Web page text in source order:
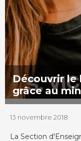
Découvrir le
grâce au
13 novembre 2018
La Section